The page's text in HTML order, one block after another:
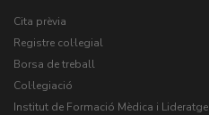
Cita prèvia
Registre col·legial
Borsa de treball
Col·legiació
Institut de Formació Mèdica i Lideratge